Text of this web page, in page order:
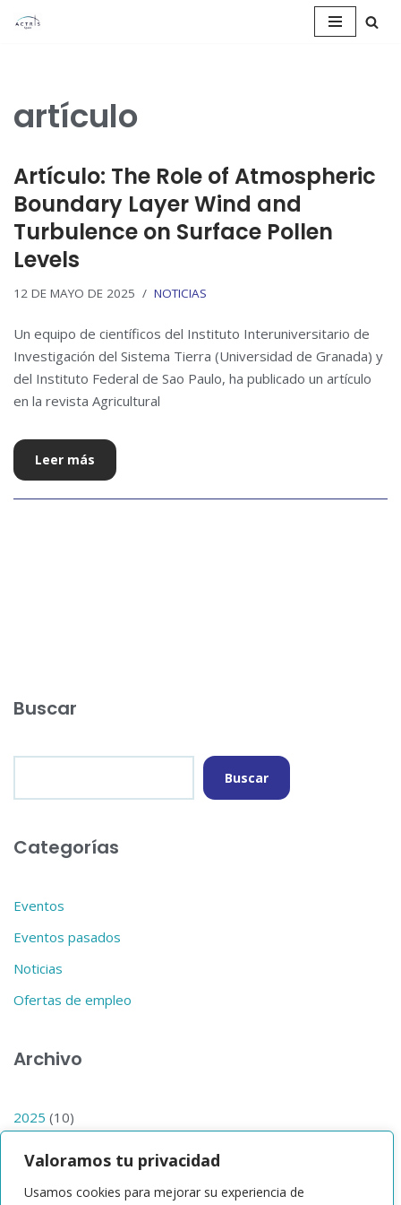
Valoramos tu privacidad
Usamos cookies para mejorar su experiencia de
artículo
Artículo: The Role of Atmospheric
Boundary Layer Wind and
Turbulence on Surface Pollen
Levels
12 DE MAYO DE 2025 NOTICIAS
Un equipo de científicos del Instituto Interuniversitario de
Investigación del Sistema Tierra (Universidad de Granada) y
del Instituto Federal de Sao Paulo, ha publicado un artículo
en la revista Agricultural
Leer más
Buscar
Buscar
Categorías
Eventos
Eventos pasados
Noticias
Ofertas de empleo
Archivo
2025 (10)